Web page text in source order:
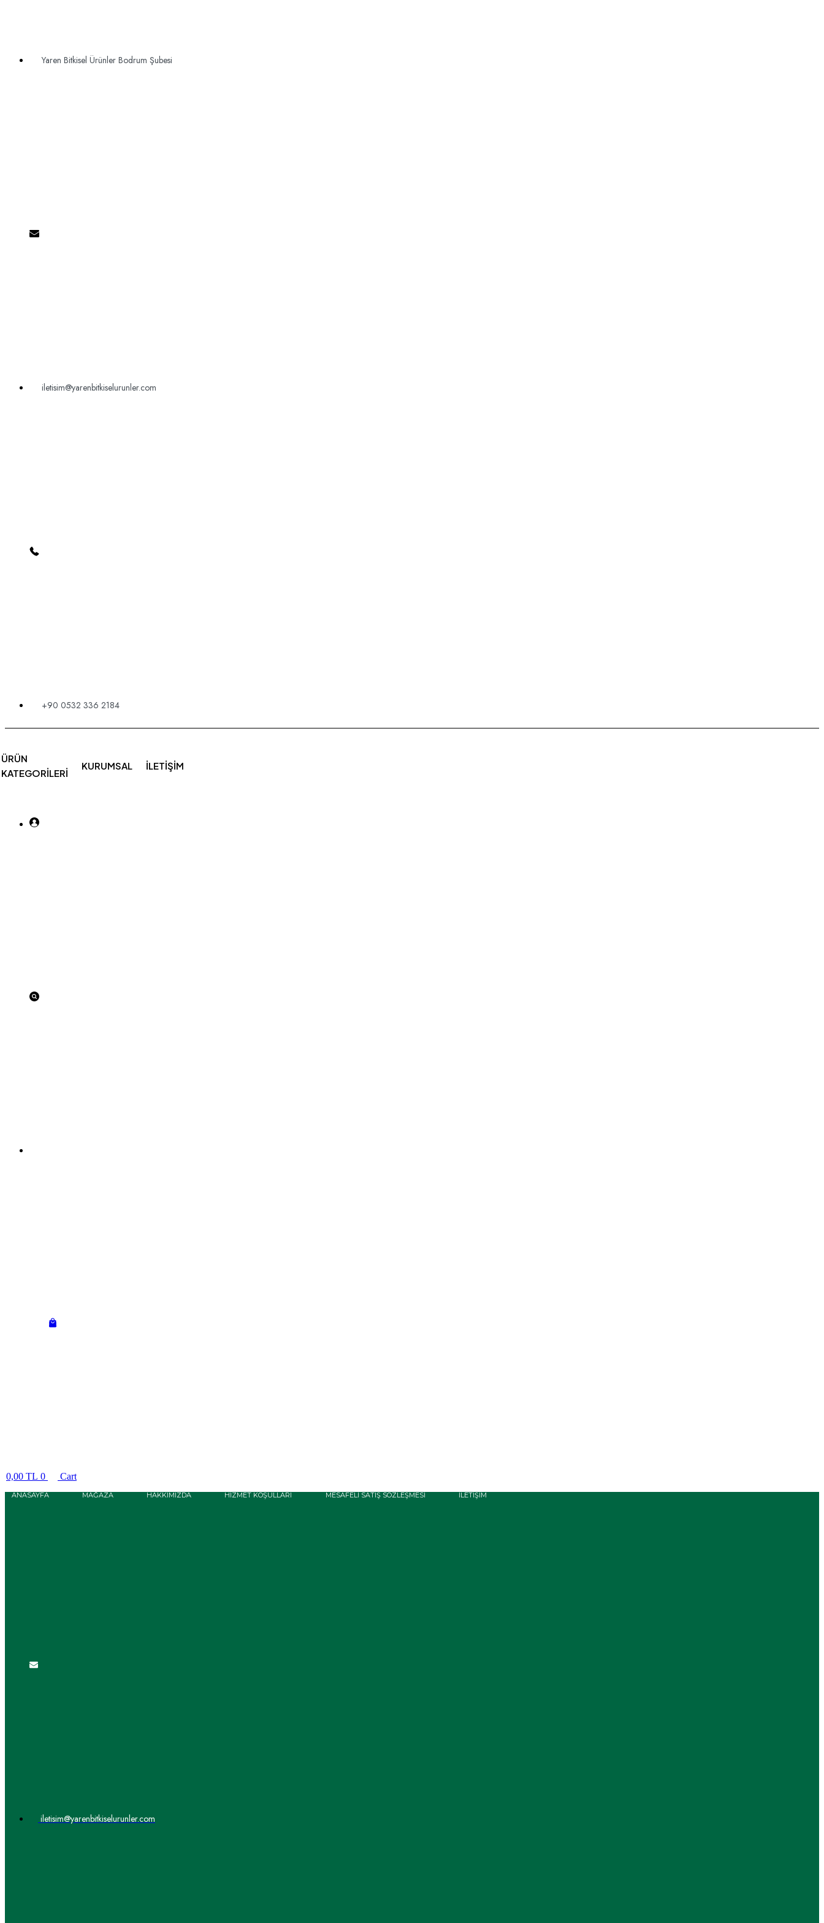
Yaren Bitkisel Ürünler Bodrum Şubesi
iletisim@yarenbitkiselurunler.com
+90 0532 336 2184
ÜRÜN
KATEGORILERI
KURUMSAL İLETIŞIM
0,00 TL 0 Cart
ANASAYFA MAĞAZA HAKKIMIZDA HIZMET KOŞULLARI MESAFELI SATIŞ SÖZLEŞMESI İLETIŞIM
iletisim@yarenbitkiselurunler.com